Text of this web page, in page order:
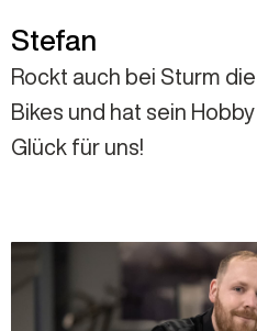
Stefan
Rockt auch bei Sturm
Bikes und hat sein
Glück für uns!